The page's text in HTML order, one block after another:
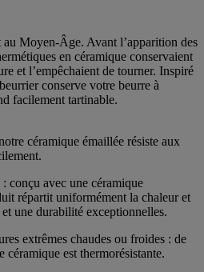
au Moyen-Âge. Avant l’apparition des
en céramique conservaient
et l’empêchaient de tourner. Inspiré
conserve votre beurre à
facilement tartinable.
céramique émaillée résiste aux
conçu avec une céramique
répartit uniformément la chaleur et
et une durabilité exceptionnelles.
extrêmes chaudes ou froides : de
céramique est thermorésistante.